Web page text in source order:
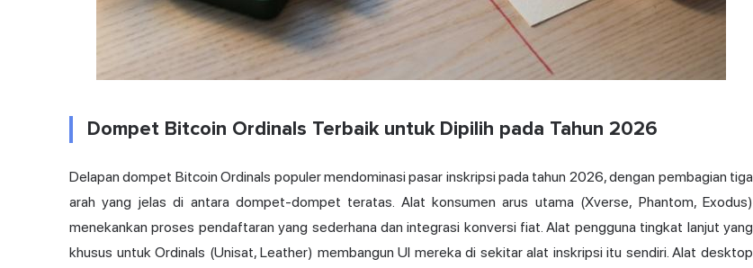
Dompet Bitcoin Ordinals Terbaik untuk Dipilih pada Tahun 2026
Delapan dompet Bitcoin Ordinals populer mendominasi pasar inskripsi pada tahun 2026, dengan pembagian tiga
arah yang jelas di antara dompet-dompet teratas. Alat konsumen arus utama (Xverse, Phantom, Exodus)
menekankan proses pendaftaran yang sederhana dan integrasi konversi fiat. Alat pengguna tingkat lanjut yang
khusus untuk Ordinals (Unisat, Leather) membangun UI mereka di sekitar alat inskripsi itu sendiri. Alat desktop